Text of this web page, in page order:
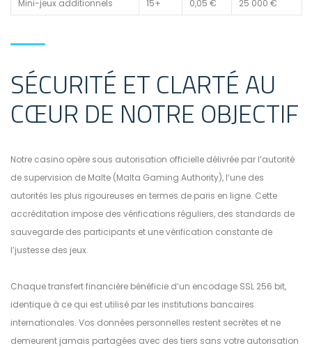
Mini-jeux additionnels 15+ 0,05 € 25 000 €
SÉCURITÉ ET CLARTÉ AU
CŒUR DE NOTRE OBJECTIF
Notre casino opère sous autorisation officielle délivrée par l’autorité
de supervision de Malte (Malta Gaming Authority), l’une des
autorités les plus rigoureuses en termes de paris en ligne. Cette
accréditation impose des vérifications réguliers, des standards de
sauvegarde des participants et une vérification constante de
l’justesse des jeux.
Chaque transfert financière bénéficie d’un encodage SSL 256 bit,
identique à ce qui est utilisé par les institutions bancaires
internationales. Vos données personnelles restent secrètes et ne
demeurent jamais partagées avec des tiers sans votre autorisation